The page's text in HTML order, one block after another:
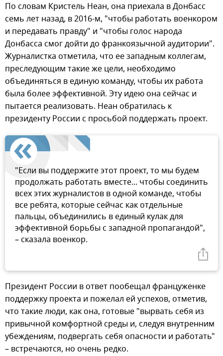
По словам Кристель Неан, она приехала в Донбасс
семь лет назад, в 2016-м, "чтобы работать военкором
и передавать правду" и "чтобы голос народа
Донбасса смог дойти до франкоязычной аудитории".
Журналистка отметила, что ее западным коллегам,
преследующим такие же цели, необходимо
объединяться в единую команду, чтобы их работа
была более эффективной. Эту идею она сейчас и
пытается реализовать. Неан обратилась к
президенту России с просьбой поддержать проект.
"Если вы поддержите этот проект, то мы будем
продолжать работать вместе... чтобы соединить
всех этих журналистов в одной команде, чтобы
все ребята, которые сейчас как отдельные
пальцы, объединились в единый кулак для
эффективной борьбы с западной пропагандой",
– сказала военкор.
Президент России в ответ пообещал француженке
поддержку проекта и пожелал ей успехов, отметив,
что такие люди, как она, готовые "вырвать себя из
привычной комфортной среды и, следуя внутренним
убеждениям, подвергать себя опасности и работать"
– встречаются, но очень редко.